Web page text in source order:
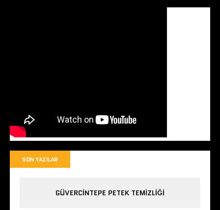
SON YAZILAR
GÜVERCINTEPE PETEK TEMIZLIĞI